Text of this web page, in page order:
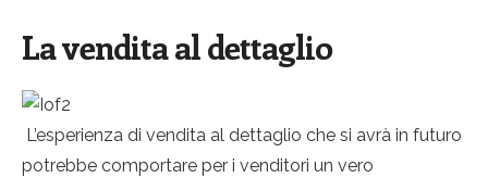
La vendita al dettaglio
L’esperienza di vendita al dettaglio che si avrà in futuro
potrebbe comportare per i venditori un vero